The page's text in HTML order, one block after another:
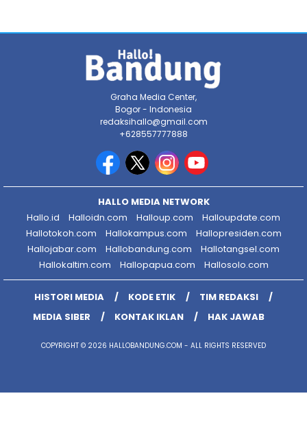
Graha Media Center,
Bogor - Indonesia
redaksihallo@gmail.com
+628557777888
HALLO MEDIA NETWORK
Hallo.id
Halloidn.com Halloup.com
Halloupdate.com
Hallotokoh.com
Hallokampus.com
Hallopresiden.com
Hallojabar.com
Hallobandung.com
Hallotangsel.com
Hallokaltim.com
Hallopapua.com Hallosolo.com
HISTORI MEDIA KODE ETIK
TIM REDAKSI
MEDIA SIBER
KONTAK IKLAN HAK JAWAB
COPYRIGHT © 2026 HALLOBANDUNG.COM - ALL RIGHTS RESERVED